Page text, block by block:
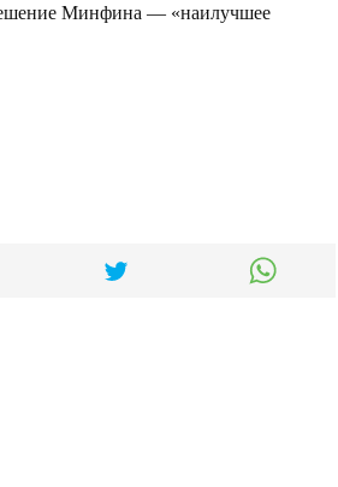
Минфина — «наилучшее